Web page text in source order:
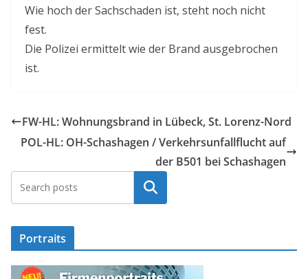
Wie hoch der Sachschaden ist, steht noch nicht
fest.
Die Polizei ermittelt wie der Brand ausgebrochen
ist.
FW-HL: Wohnungsbrand in Lübeck, St. Lorenz-Nord
POL-HL: OH-Schashagen / Verkehrsunfallflucht auf
der B501 bei Schashagen
Suchen
Portraits